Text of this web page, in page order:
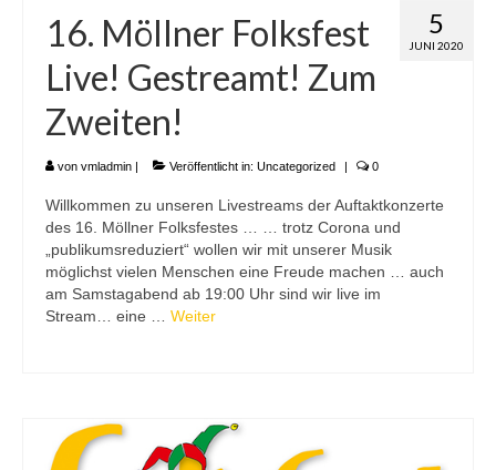
5
JUNI 2020
16. Möllner Folksfest
Live! Gestreamt! Zum
Zweiten!
von vmladmin Veröffentlicht in: Uncategorized 0
Willkommen zu unseren Livestreams der Auftaktkonzerte
des 16. Möllner Folksfestes … … trotz Corona und
„publikumsreduziert“ wollen wir mit unserer Musik
möglichst vielen Menschen eine Freude machen … auch
am Samstagabend ab 19:00 Uhr sind wir live im
Stream… eine … Weiter